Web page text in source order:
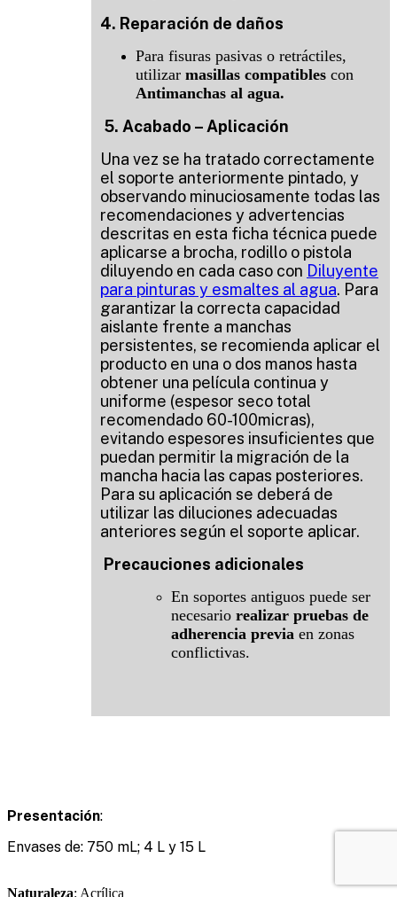
4. Reparación de daños
Para fisuras pasivas o retráctiles,
utilizar masillas compatibles con
Antimanchas al agua.
5. Acabado – Aplicación
Una vez se ha tratado correctamente
el soporte anteriormente pintado, y
observando minuciosamente todas las
recomendaciones y advertencias
descritas en esta ficha técnica puede
aplicarse a brocha, rodillo o pistola
diluyendo en cada caso con Diluyente
para pinturas y esmaltes al agua. Para
garantizar la correcta capacidad
aislante frente a manchas
persistentes, se recomienda aplicar el
producto en una o dos manos hasta
obtener una película continua y
uniforme (espesor seco total
recomendado 60-100micras),
evitando espesores insuficientes que
puedan permitir la migración de la
mancha hacia las capas posteriores.
Para su aplicación se deberá de
utilizar las diluciones adecuadas
anteriores según el soporte aplicar.
Precauciones adicionales
En soportes antiguos puede ser
necesario realizar pruebas de
adherencia previa en zonas
conflictivas.
Presentación:
Envases de: 750 mL; 4 L y 15 L
Naturaleza: Acrílica